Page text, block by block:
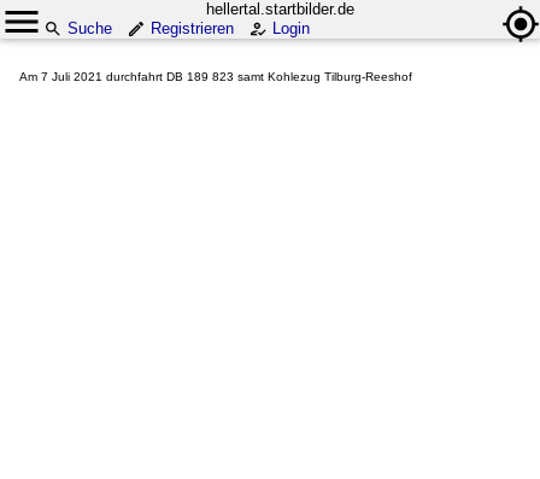
hellertal.startbilder.de
Suche
Registrieren Login
Am 7 Juli 2021 durchfahrt DB 189 823 samt Kohlezug Tilburg-Reeshof